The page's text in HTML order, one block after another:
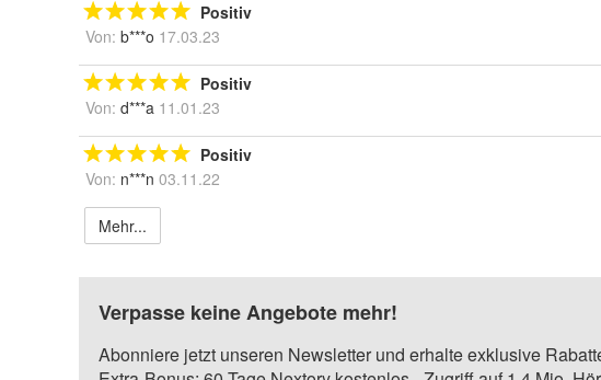
Positiv
Von: b***o 17.03.23
Positiv
Von: d***a 11.01.23
Positiv
Von: n***n 03.11.22
Mehr...
Verpasse keine Angebote mehr!
Abonniere jetzt unseren Newsletter und erhalte exklusive